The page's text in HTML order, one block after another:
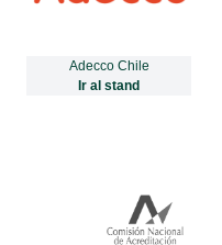
Adecco Chile
Ir al stand